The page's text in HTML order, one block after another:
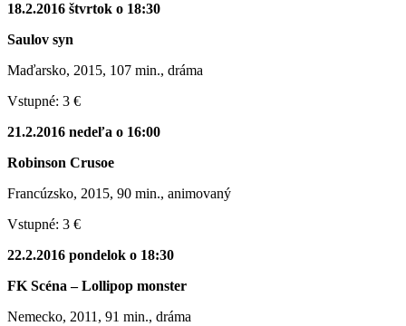
18.2.2016 štvrtok o 18:30
Saulov syn
Maďarsko, 2015, 107 min., dráma
Vstupné: 3 €
21.2.2016 nedeľa o 16:00
Robinson Crusoe
Francúzsko, 2015, 90 min., animovaný
Vstupné: 3 €
22.2.2016 pondelok o 18:30
FK Scéna – Lollipop monster
Nemecko, 2011, 91 min., dráma